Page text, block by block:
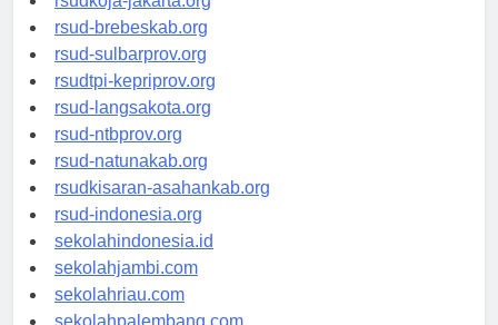
rsudkoja-jakarta.org
rsud-brebeskab.org
rsud-sulbarprov.org
rsudtpi-kepriprov.org
rsud-langsakota.org
rsud-ntbprov.org
rsud-natunakab.org
rsudkisaran-asahankab.org
rsud-indonesia.org
sekolahindonesia.id
sekolahjambi.com
sekolahriau.com